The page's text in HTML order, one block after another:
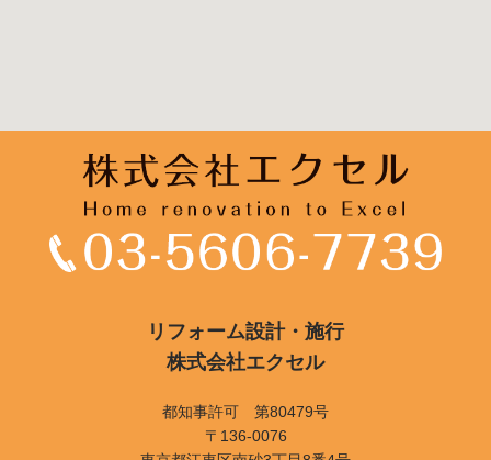
リフォーム設計・施行
株式会社エクセル
都知事許可 第80479号
〒136-0076